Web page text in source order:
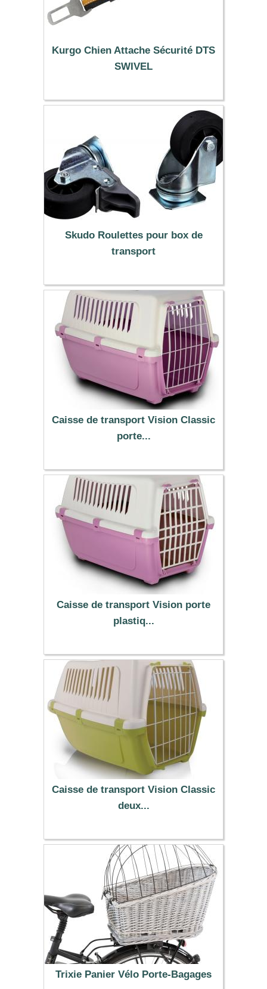
Kurgo Chien Attache Sécurité DTS
SWIVEL
15.90 €
Skudo Roulettes pour box de
transport
33.90 €
Caisse de transport Vision Classic
porte...
13.90 €
Caisse de transport Vision porte
plastiq...
12.99 €
Caisse de transport Vision Classic
deux...
18.99 €
Trixie Panier Vélo Porte-Bagages